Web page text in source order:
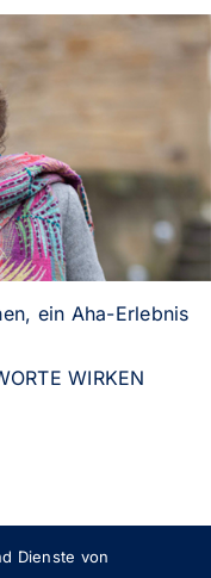
ein Aha-Erlebnis
WIRKEN
Dienste von